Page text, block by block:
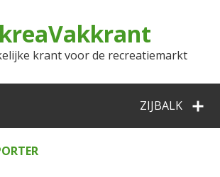
krant voor de recreatiemarkt
ZIJBALK